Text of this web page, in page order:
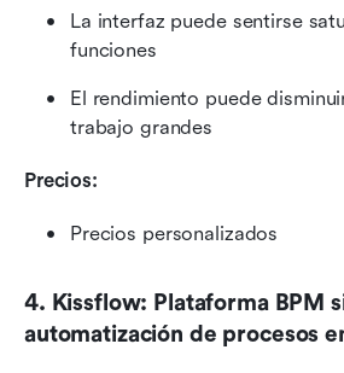
La interfaz puede sentirse
funciones
El rendimiento puede
trabajo grandes
Precios:
Precios personalizados
4. Kissflow: Plataforma BPM
automatización de procesos